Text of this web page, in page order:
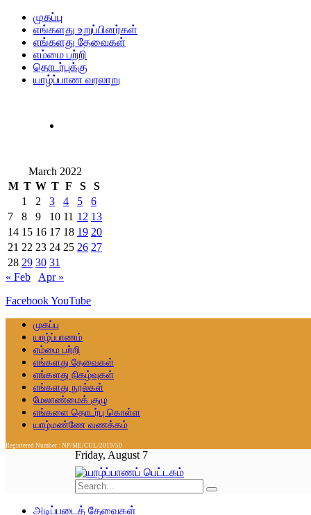
முகப்பு
எங்களது உறுப்பினர்கள்
எங்களது தேவைகள்
எம்மை பற்றி
தொடர்புக்கு
யாழ்ப்பாண வரலாறு
March 2022
M T W T F S
S
1
2 3 4 5
6
7
8 9 10 11 12 13
14 15 16 17 18 19 20
21 22 23 24 25 26 27
28 29 30 31
« Feb
Apr »
FacebookYouTube
முகப்பு
யாழ்ப்பாணம்
எம்மை பற்றி
எங்களது தேவைகள்
எங்களது நிகழ்வுகள்
எங்களது நூல்கள்
மேலாண்மைக் குழு
எங்களை தொடர்பு கொள்ள
யாழ்மண்ணே வணக்கம்
Registered Number : NP/ME/CUL/2019/50
Friday, August 7
அடிப்படைத் தேவைகள்